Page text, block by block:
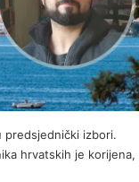
predsjednički izbori.
hrvatskih je korijena,